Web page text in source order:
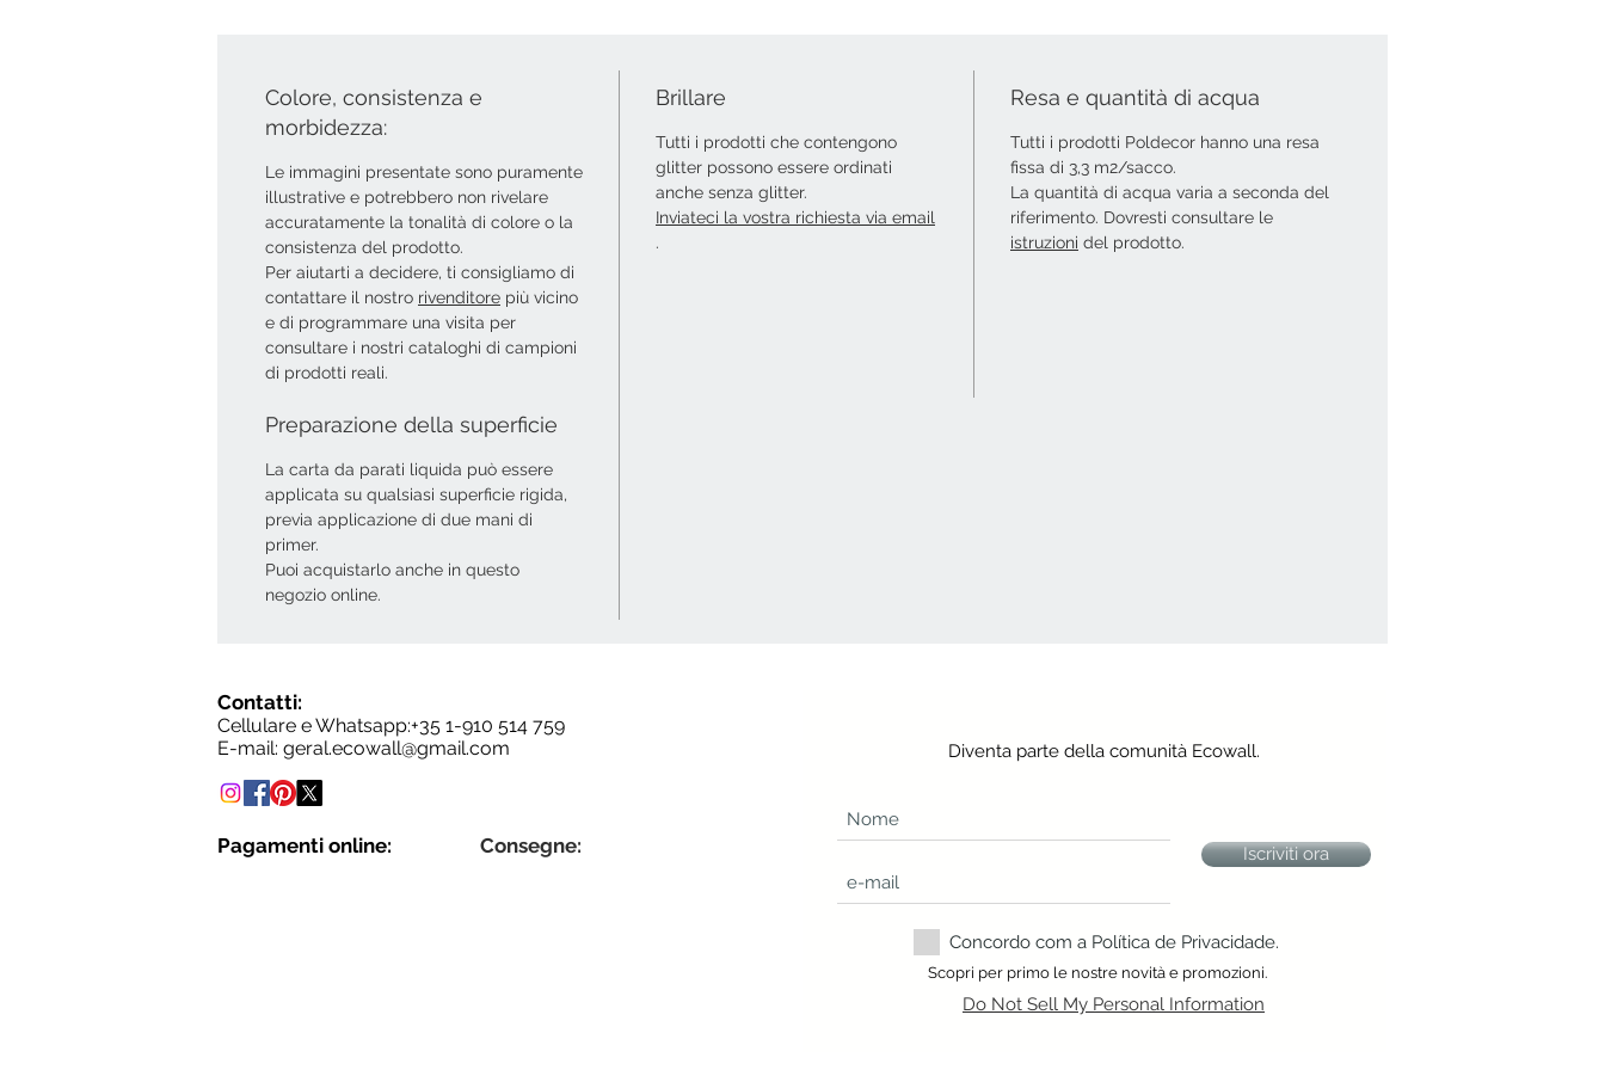
Colore, consistenza e
morbidezza:
Le immagini presentate sono puramente
illustrative e potrebbero non rivelare
accuratamente la tonalità di colore o la
consistenza del prodotto.
Per aiutarti a decidere, ti consigliamo di
contattare il nostro rivenditore più vicino
e di programmare una visita per
consultare i nostri cataloghi di campioni
di prodotti reali.
Brillare
Tutti i prodotti che contengono
glitter possono essere ordinati
anche senza glitter.
Inviateci la vostra richiesta via email
.
Resa e quantità di acqua
Tutti i prodotti Poldecor hanno una resa
fissa di 3,3 m2/sacco.
La quantità di acqua varia a seconda del
riferimento. Dovresti consultare le
istruzioni del prodotto.
Preparazione della superficie
La carta da parati liquida può essere
applicata su qualsiasi superficie rigida,
previa applicazione di due mani di
primer.
Puoi acquistarlo anche in questo
negozio online.
Contatti:
Cellulare e Whatsapp:+35 1-910 514 759
E-mail: geral.ecowall@gmail.com
Pagamenti online: Consegne:
Diventa parte della comunità Ecowall.
Iscriviti ora
Concordo com a Política de Privacidade.
Scopri per primo le nostre novità e promozioni.
Do Not Sell My Personal Information